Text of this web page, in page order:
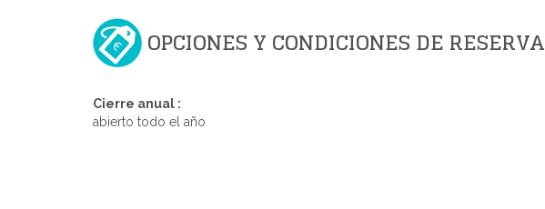
OPCIONES Y CONDICIONES DE RESERVA
Cierre anual :
abierto todo el año